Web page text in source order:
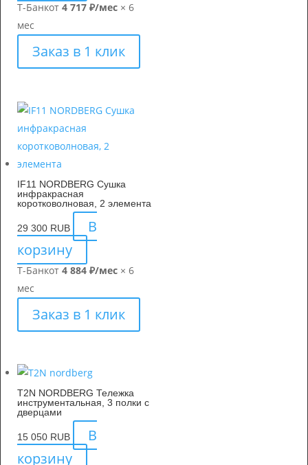
Т-Банкот 4 717 ₽/мес × 6
мес
Заказ в 1 клик
IF11 NORDBERG Сушка
инфракрасная
коротковолновая, 2 элемента
29 300 RUB
В
корзину
Т-Банкот 4 884 ₽/мес × 6
мес
Заказ в 1 клик
T2N NORDBERG Тележка
инструментальная, 3 полки с
дверцами
15 050 RUB
В
корзину